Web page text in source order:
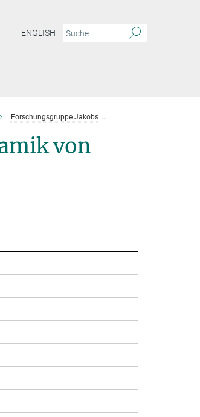
ENGLISH
Forschungsgruppe Jakobs
von